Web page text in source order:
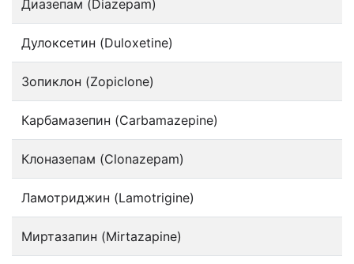
Диазепам (Diazepam)
Дулоксетин (Duloxetine)
Зопиклон (Zopiclone)
Карбамазепин (Carbamazepine)
Клоназепам (Clonazepam)
Ламотриджин (Lamotrigine)
Миртазапин (Mirtazapine)